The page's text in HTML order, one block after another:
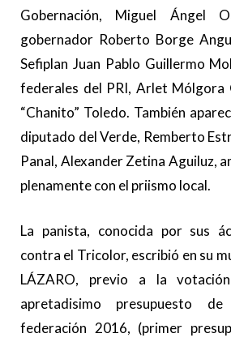
Gobernación, Miguel Ángel
gobernador Roberto Borge
Sefiplan Juan Pablo Guillermo
federales del PRI, Arlet Mólgora
“Chanito” Toledo. También
diputado del Verde, Remberto
Panal, Alexander Zetina Aguiluz,
plenamente con el priismo local.
La panista, conocida por sus
contra el Tricolor, escribió en su
LÁZARO, previo a la
apretadisimo presupuesto
federación 2016, (primer